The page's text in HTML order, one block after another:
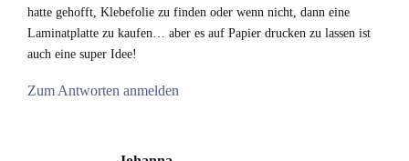
hatte gehofft, Klebefolie zu finden oder wenn nicht, dann eine
Laminatplatte zu kaufen… aber es auf Papier drucken zu lassen ist
auch eine super Idee!
Zum Antworten anmelden